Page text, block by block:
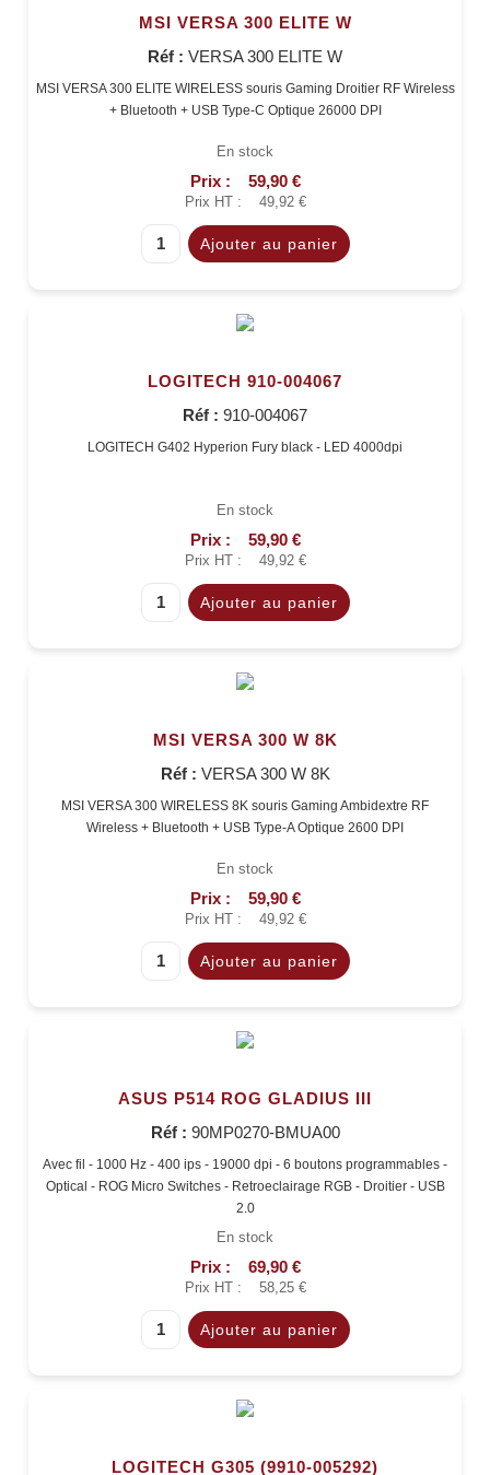
MSI VERSA 300 ELITE W
Réf : VERSA 300 ELITE W
MSI VERSA 300 ELITE WIRELESS souris Gaming Droitier RF Wireless
+ Bluetooth + USB Type-C Optique 26000 DPI
En stock
Prix : 59,90 €
Prix HT : 49,92 €
LOGITECH 910-004067
Réf : 910-004067
LOGITECH G402 Hyperion Fury black - LED 4000dpi
En stock
Prix : 59,90 €
Prix HT : 49,92 €
MSI VERSA 300 W 8K
Réf : VERSA 300 W 8K
MSI VERSA 300 WIRELESS 8K souris Gaming Ambidextre RF
Wireless + Bluetooth + USB Type-A Optique 2600 DPI
En stock
Prix : 59,90 €
Prix HT : 49,92 €
ASUS P514 ROG GLADIUS III
Réf : 90MP0270-BMUA00
Avec fil - 1000 Hz - 400 ips - 19000 dpi - 6 boutons programmables -
Optical - ROG Micro Switches - Retroeclairage RGB - Droitier - USB
2.0
En stock
Prix : 69,90 €
Prix HT : 58,25 €
LOGITECH G305 (9910-005292)